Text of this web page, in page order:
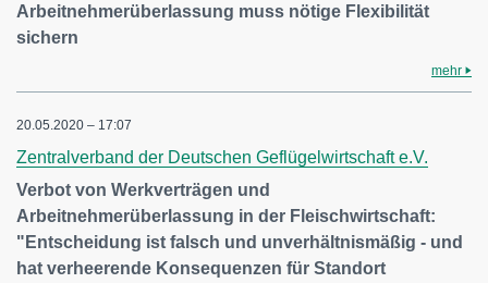
Arbeitnehmerüberlassung muss nötige Flexibilität
sichern
mehr
20.05.2020 – 17:07
Zentralverband der Deutschen Geflügelwirtschaft e.V.
Verbot von Werkverträgen und
Arbeitnehmerüberlassung in der Fleischwirtschaft:
"Entscheidung ist falsch und unverhältnismäßig - und
hat verheerende Konsequenzen für Standort